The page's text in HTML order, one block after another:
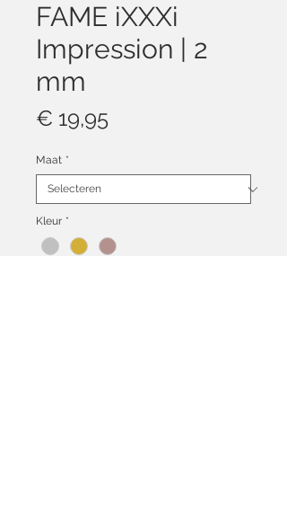
FAME iXXXi
Impression | 2
mm
€ 19,95Prijs
Maat *
Kleur *